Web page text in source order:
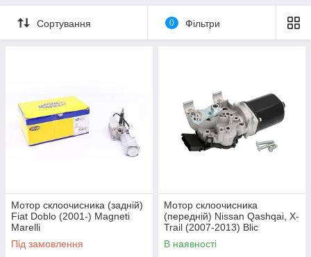
Сортування 0 Фільтри
Мотор склоочисника (задній)
Fiat Doblo (2001-) Magneti
Marelli
Під замовлення
Мотор склоочисника
(передній) Nissan Qashqai, X-
Trail (2007-2013) Blic
В наявності